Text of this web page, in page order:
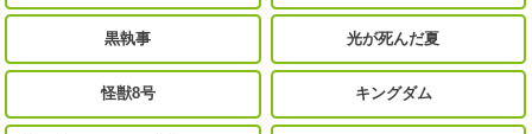
黒執事 光が死んだ夏
怪獣8号 キングダム